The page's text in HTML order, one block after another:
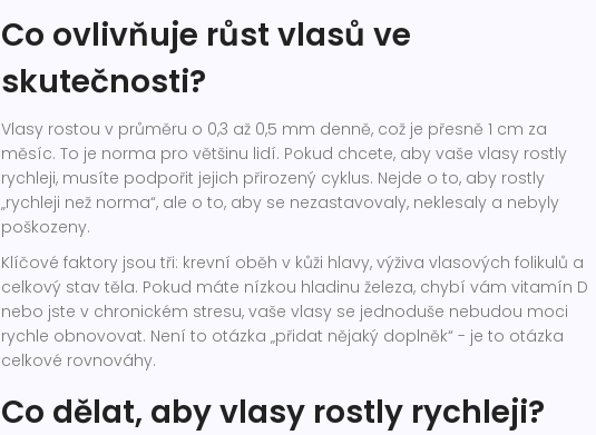
Co ovlivňuje růst vlasů ve
skutečnosti?
Vlasy rostou v průměru o 0,3 až 0,5 mm denně, což je přesně 1 cm za
měsíc. To je norma pro většinu lidí. Pokud chcete, aby vaše vlasy rostly
rychleji, musíte podpořit jejich přirozený cyklus. Nejde o to, aby rostly
„rychleji než norma“, ale o to, aby se nezastavovaly, neklesaly a nebyly
poškozeny.
Klíčové faktory jsou tři: krevní oběh v kůži hlavy, výživa vlasových folikulů a
celkový stav těla. Pokud máte nízkou hladinu železa, chybí vám vitamín D
nebo jste v chronickém stresu, vaše vlasy se jednoduše nebudou moci
rychle obnovovat. Není to otázka „přidat nějaký doplněk“ - je to otázka
celkové rovnováhy.
Co dělat, aby vlasy rostly rychleji?